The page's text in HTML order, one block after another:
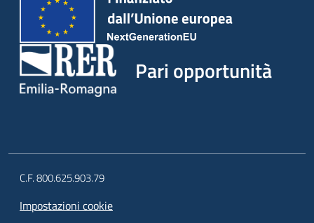
Pari opportunità
C.F. 800.625.903.79
Impostazioni cookie